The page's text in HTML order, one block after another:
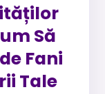
Să
Fani
Tale